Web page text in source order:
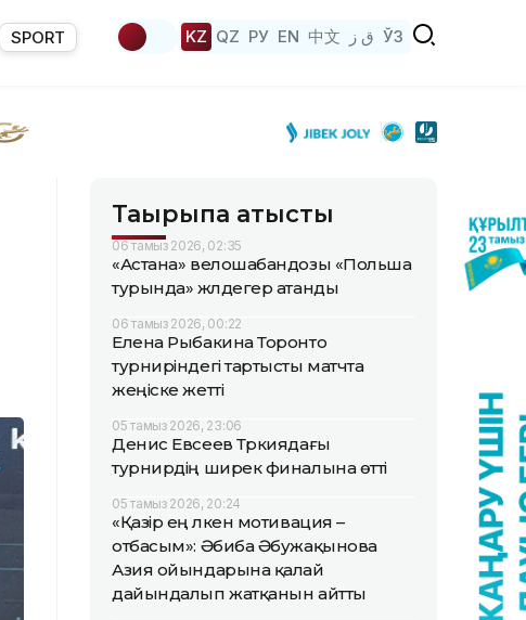
SPORT KZ QZ РУ EN 中文 ق ز ЎЗ
Тақырыпқа қатысты
06 тамыз 2026, 02:35
«Астана» велошабандозы «Польша
турында» жүлдегер атанды
06 тамыз 2026, 00:22
Елена Рыбакина Торонто
турниріндегі тартысты матчта
жеңіске жетті
05 тамыз 2026, 23:06
Денис Евсеев Түркиядағы
турнирдің ширек финалына өтті
05 тамыз 2026, 20:24
«Қазір ең үлкен мотивация –
отбасым»: Әбиба Әбужақынова
Азия ойындарына қалай
дайындалып жатқанын айтты